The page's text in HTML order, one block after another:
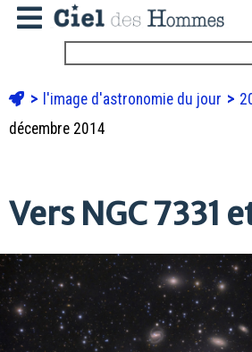
l'image d'astronomie du jour
décembre 2014
Vers NGC 7331